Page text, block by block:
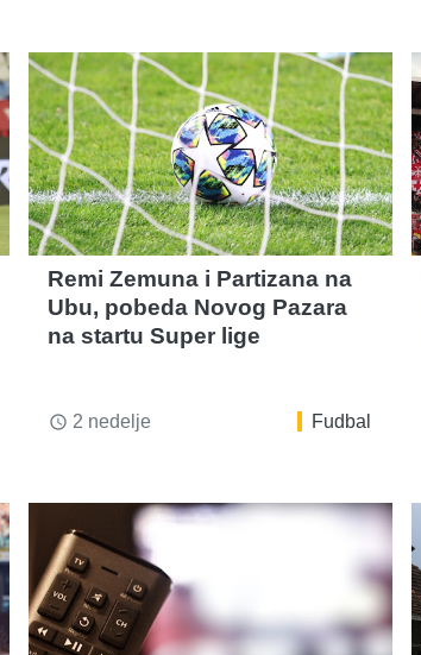
Remi Zemuna i Partizana na
Ubu, pobeda Novog Pazara
na startu Super lige
access_time 2 nedelje Fudbal